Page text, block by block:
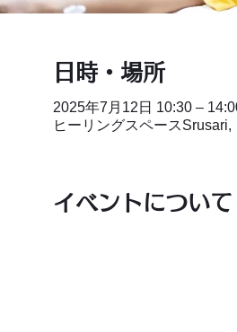
日時・場所
2025年7月12日 10:30 –
ヒーリングスペース
イベントについて